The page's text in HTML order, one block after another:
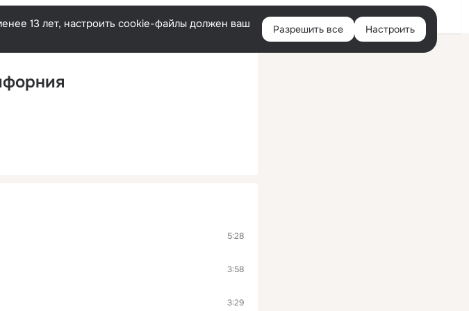
Войти
13 лет, настроить cookie-файлы должен ваш
Разрешить все Настроить
5:28
3:58
3:29